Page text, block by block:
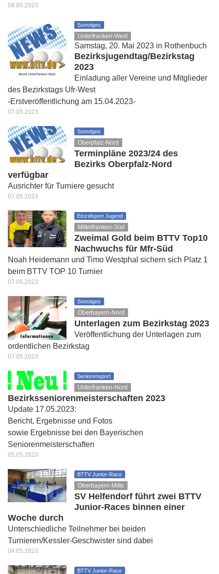
08.05.2023
Sonstiges
Unterfranken-West
Samstag, 20. Mai 2023 in Rothenbuch
Bezirksjugendtag/Bezirkstag
2023
Einladung aller Vereine und Mitglieder
des Bezirkstags Ufr-West
-Erstveröffentlichung am 15.04.2023-
07.05.2023
Sonstiges
Oberpfalz-Nord
Terminpläne 2023/24 des
Bezirks Oberpfalz-Nord
verfügbar
Ausrichter für Turniere gesucht
07.05.2023
Einzelsport Jugend
Mittelfranken-Süd
Zweimal Gold beim BTTV Top10
Nachwuchs für Mfr-Süd
Noah Heidemann und Timo Westphal sichern sich Platz 1
beim BTTV TOP 10 Turnier
07.05.2023
Sonstiges
Oberbayern-Nord
Unterlagen zum Bezirkstag 2023
Veröffentlichung der Unterlagen zum
ordentlichen Bezirkstag
07.05.2023
Seniorensport
Unterfranken-Nord
Bezirksseniorenmeisterschaften 2023
Update 17.05.2023:
Bericht, Ergebnisse und Fotos
sowie Ergebnisse bei den Bayerischen
Seniorenmeisterschaften
05.05.2023
BTTV Junior-Race
Oberbayern-Mitte
SV Helfendorf führt zwei BTTV
Junior-Races binnen einer
Woche durch
Unterschiedliche Teilnehmer bei beiden
Turnieren/Kessler-Geschwister sind dabei
04.05.2023
BTTV Junior-Race